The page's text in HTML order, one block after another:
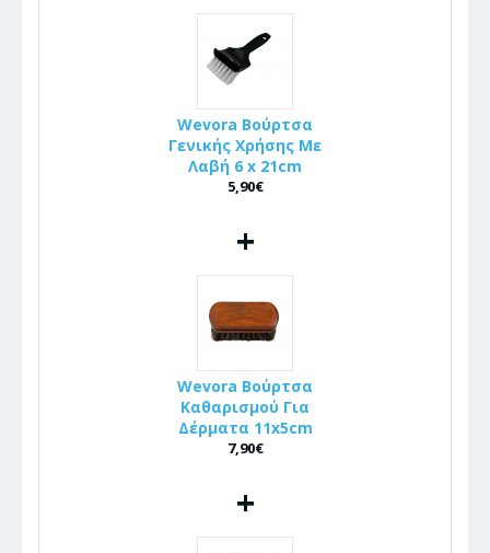
Wevora Βούρτσα
Γενικής Χρήσης Με
Λαβή 6 x 21cm
5,90€
+
Wevora Βούρτσα
Καθαρισμού Για
Δέρματα 11x5cm
7,90€
+